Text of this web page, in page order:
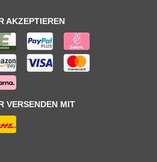
AKZEPTIEREN
VERSENDEN MIT